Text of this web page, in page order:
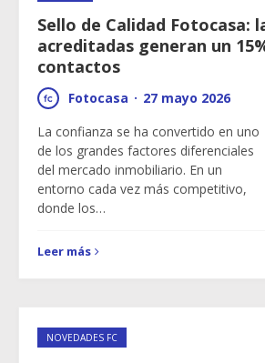
Sello de Calidad Fotocasa:
acreditadas generan un
contactos
Fotocasa · 27 mayo 2026
La confianza se ha convertido en uno
de los grandes factores diferenciales
del mercado inmobiliario. En un
entorno cada vez más competitivo,
donde los…
Leer más
NOVEDADES FC